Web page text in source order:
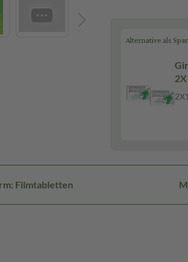
Alternative als
Filmtabletten